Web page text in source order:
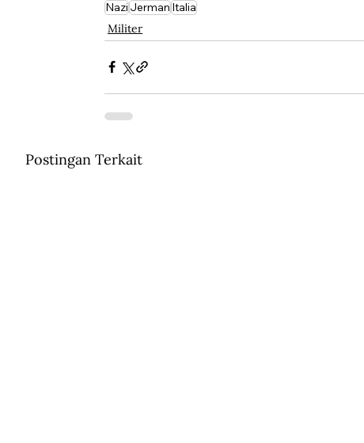
NaziJermanItalia
Militer
Postingan Terkait